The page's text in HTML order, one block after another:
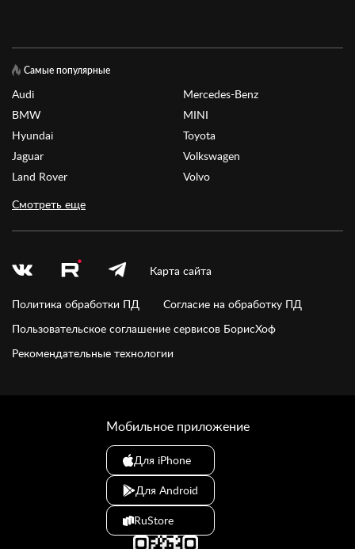
Самые популярные
Audi
BMW
Hyundai
Jaguar
Land Rover
Mercedes-Benz
MINI
Toyota
Volkswagen
Volvo
Смотреть еще
Карта сайта
Политика обработки ПД
Согласие на обработку ПД
Пользовательское соглашение сервисов БорисХоф
Рекомендательные технологии
Мобильное приложение
Для iPhone
Для Android
RuStore